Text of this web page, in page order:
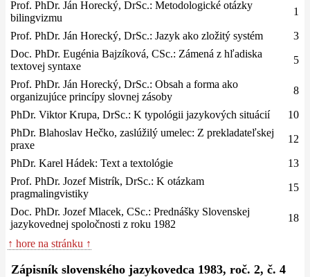
Prof. PhDr. Ján Horecký, DrSc.: Metodologické otázky
bilingvizmu
1
Prof. PhDr. Ján Horecký, DrSc.: Jazyk ako zložitý systém
3
Doc. PhDr. Eugénia Bajzíková, CSc.: Zámená z hľadiska
textovej syntaxe
5
Prof. PhDr. Ján Horecký, DrSc.: Obsah a forma ako
organizujúce princípy slovnej zásoby
8
PhDr. Viktor Krupa, DrSc.: K typológii jazykových situácií
10
PhDr. Blahoslav Hečko, zaslúžilý umelec: Z prekladateľskej
praxe
12
PhDr. Karel Hádek: Text a textológie
13
Prof. PhDr. Jozef Mistrík, DrSc.: K otázkam
pragmalingvistiky
15
Doc. PhDr. Jozef Mlacek, CSc.: Prednášky Slovenskej
jazykovednej spoločnosti z roku 1982
18
↑ hore na stránku ↑
Zápisník slovenského jazykovedca 1983, roč. 2, č. 4